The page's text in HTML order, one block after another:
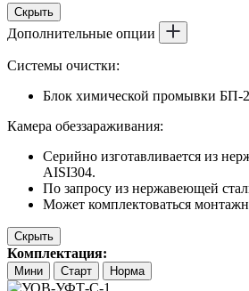
Скрыть
Дополнительные опции
Системы очистки:
Блок химической промывки БП-2
Камера обеззараживания:
Серийно изготавливается из
AISI304.
По запросу из нержавеющей
Может комплектоваться
Скрыть
Комплектация:
Мини Старт Норма